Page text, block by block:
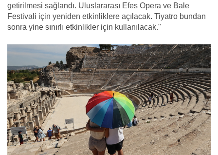
getirilmesi sağlandı. Uluslararası Efes Opera ve Bale
Festivali için yeniden etkinliklere açılacak. Tiyatro bundan
sonra yine sınırlı etkinlikler için kullanılacak."